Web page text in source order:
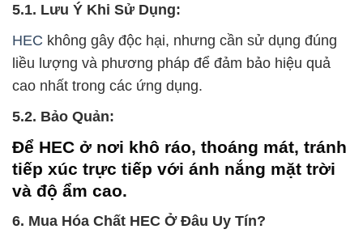
5.1. Lưu Ý Khi Sử Dụng:
HEC không gây độc hại, nhưng cần sử dụng đúng
liều lượng và phương pháp để đảm bảo hiệu quả
cao nhất trong các ứng dụng.
5.2. Bảo Quản:
Để HEC ở nơi khô ráo, thoáng mát, tránh
tiếp xúc trực tiếp với ánh nắng mặt trời
và độ ẩm cao.
6. Mua Hóa Chất HEC Ở Đâu Uy Tín?